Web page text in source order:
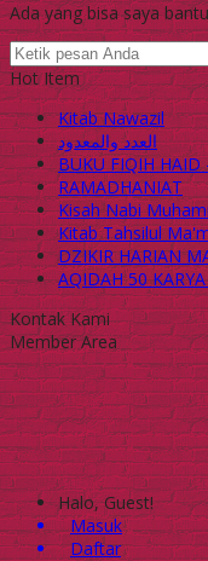
Ada yang bisa saya
Hot Item
Kitab Nawazil
العدد والمعدود
BUKU FIQIH
RAMADHANIAT
Kisah Nabi
Kitab Tahsilul
DZIKIR HARIAN
AQIDAH 50
Kontak Kami
Member Area
Halo, Guest!
Masuk
Daftar